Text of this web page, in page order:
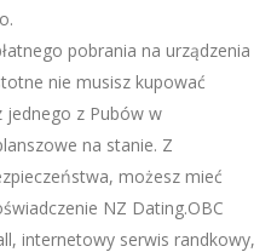
pobrania na urządzenia
nie musisz kupować
jednego z Pubów w
na stanie. Z
możesz mieć
NZ Dating.OBC
internetowy serwis randkowy,